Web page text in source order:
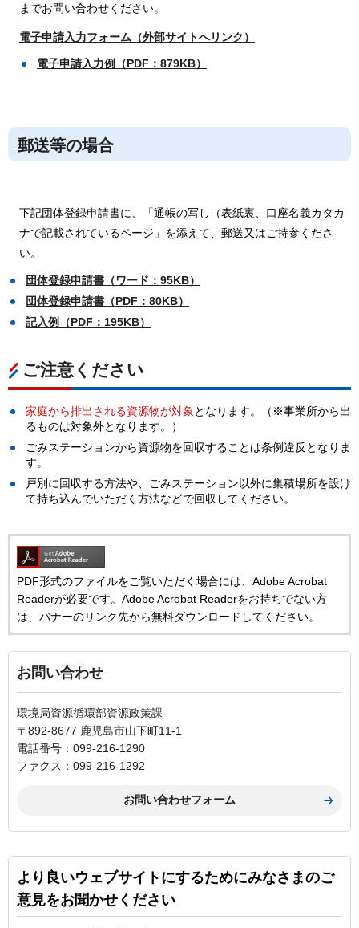
までお問い合わせください。
電子申請入力フォーム（外部サイトへリンク）
電子申請入力例（PDF：879KB）
郵送等の場合
下記団体登録申請書に、「通帳の写し（表紙裏、口座名義カタカ
ナで記載されているページ」を添えて、郵送又はご持参くださ
い。
団体登録申請書（ワード：95KB）
団体登録申請書（PDF：80KB）
記入例（PDF：195KB）
ご注意ください
家庭から排出される資源物が対象 となります。（※事業所から出
るものは対象外となります。）
ごみステーションから資源物を回収することは条例違反となりま
す。
戸別に回収する方法や、ごみステーション以外に集積場所を設け
て持ち込んでいただく方法などで回収してください。
PDF形式のファイルをご覧いただく場合には、Adobe Acrobat
Readerが必要です。Adobe Acrobat Readerをお持ちでない方
は、バナーのリンク先から無料ダウンロードしてください。
お問い合わせ
環境局資源循環部資源政策課
〒892-8677 鹿児島市山下町11-1
電話番号：099-216-1290
ファクス：099-216-1292
より良いウェブサイトにするためにみなさまのご
意見をお聞かせください